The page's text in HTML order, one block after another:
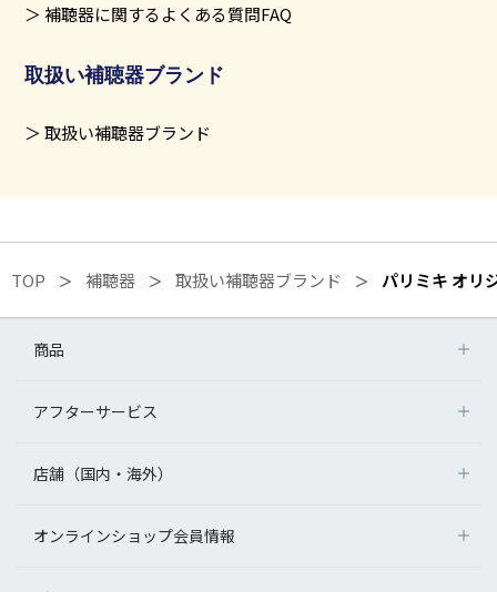
補聴器に関するよくある質問FAQ
取扱い補聴器ブランド
取扱い補聴器ブランド
TOP 補聴器 取扱い補聴器ブランド パリミキ オリ
商品
アフターサービス
店舗（国内・海外）
オンラインショップ会員情報